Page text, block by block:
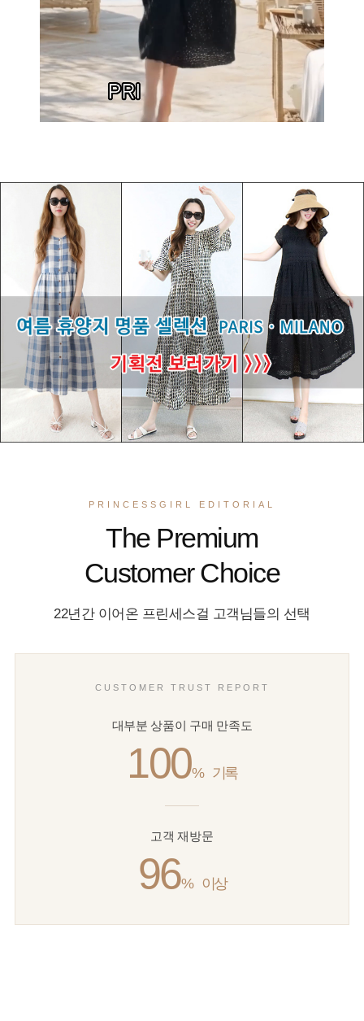
PRINCESSGIRL EDITORIAL
The Premium
Customer Choice
22년간 이어온 프린세스걸 고객님들의 선택
CUSTOMER TRUST REPORT
대부분 상품이 구매 만족도
100% 기록
고객 재방문
96% 이상